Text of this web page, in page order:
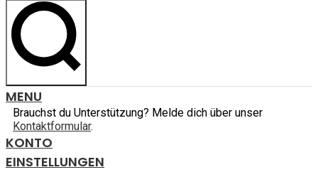
MENU
Brauchst du Unterstützung? Melde dich über unser
Kontaktformular.
KONTO
EINSTELLUNGEN